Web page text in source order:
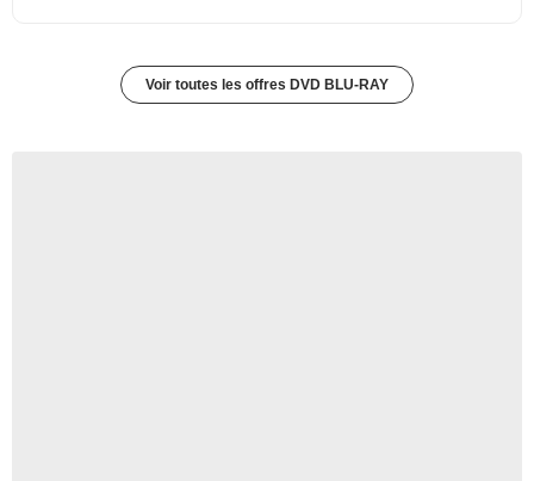
Voir toutes les offres DVD BLU-RAY